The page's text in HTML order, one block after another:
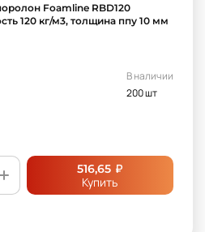
Foamline RBD120
120 кг/м3, толщина ппу 10 мм
В наличии
200 шт
516,65 ₽
Купить